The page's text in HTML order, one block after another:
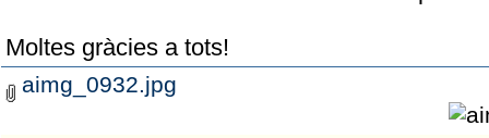
Moltes gràcies a tots!
aimg_0932.jpg